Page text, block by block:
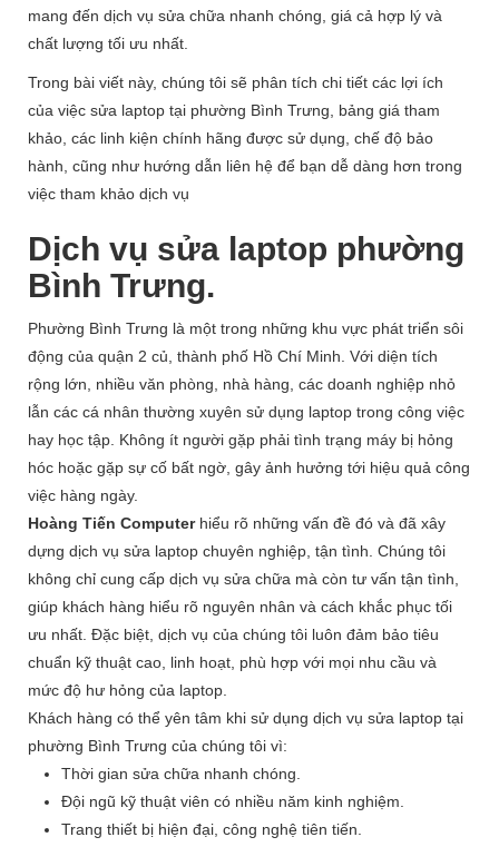
mang đến dịch vụ sửa chữa nhanh chóng, giá cả hợp lý và
chất lượng tối ưu nhất.
Trong bài viết này, chúng tôi sẽ phân tích chi tiết các lợi ích
của việc sửa laptop tại phường Bình Trưng, bảng giá tham
khảo, các linh kiện chính hãng được sử dụng, chế độ bảo
hành, cũng như hướng dẫn liên hệ để bạn dễ dàng hơn trong
việc tham khảo dịch vụ
Dịch vụ sửa laptop phường
Bình Trưng.
Phường Bình Trưng là một trong những khu vực phát triển sôi
động của quận 2 củ, thành phố Hồ Chí Minh. Với diện tích
rộng lớn, nhiều văn phòng, nhà hàng, các doanh nghiệp nhỏ
lẫn các cá nhân thường xuyên sử dụng laptop trong công việc
hay học tập. Không ít người gặp phải tình trạng máy bị hỏng
hóc hoặc gặp sự cố bất ngờ, gây ảnh hưởng tới hiệu quả công
việc hàng ngày.
Hoàng Tiến Computerhiểu rõ những vấn đề đó và đã xây
dựng dịch vụ sửa laptop chuyên nghiệp, tận tình. Chúng tôi
không chỉ cung cấp dịch vụ sửa chữa mà còn tư vấn tận tình,
giúp khách hàng hiểu rõ nguyên nhân và cách khắc phục tối
ưu nhất. Đặc biệt, dịch vụ của chúng tôi luôn đảm bảo tiêu
chuẩn kỹ thuật cao, linh hoạt, phù hợp với mọi nhu cầu và
mức độ hư hỏng của laptop.
Khách hàng có thể yên tâm khi sử dụng dịch vụ sửa laptop tại
phường Bình Trưng của chúng tôi vì:
Thời gian sửa chữa nhanh chóng.
Đội ngũ kỹ thuật viên có nhiều năm kinh nghiệm.
Trang thiết bị hiện đại, công nghệ tiên tiến.